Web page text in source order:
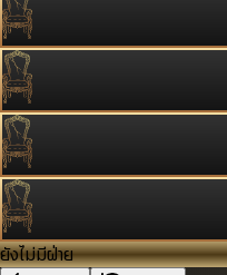
ยังไม่มีฝ่าย